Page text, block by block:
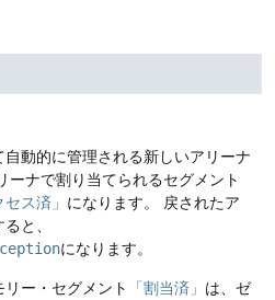
動的に管理される新しいアリーナ
ーナで割り当てられるセグメント
セス済」 になります。
戻されたア
と、
になります。
ー・セグメント 「割当済」 は、ゼ